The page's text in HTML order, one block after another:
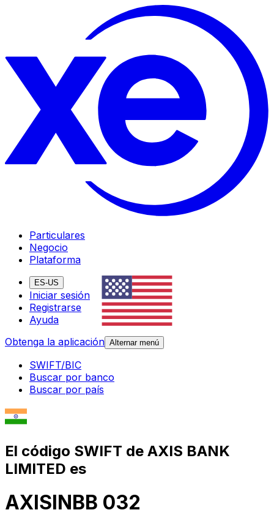
Particulares
Negocio
Plataforma
ES-US
Iniciar sesión
Registrarse
Ayuda
Obtenga la aplicación Alternar menú
SWIFT/BIC
Buscar por banco
Buscar por país
El código SWIFT de AXIS BANK
LIMITED es
AXISINBB 032